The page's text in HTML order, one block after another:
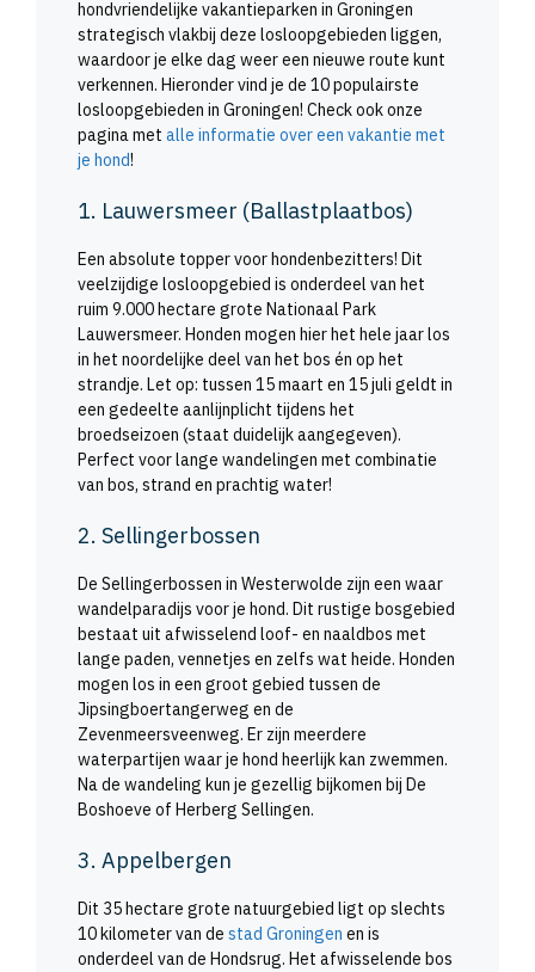
hondvriendelijke vakantieparken in Groningen
strategisch vlakbij deze losloopgebieden liggen,
waardoor je elke dag weer een nieuwe route kunt
verkennen. Hieronder vind je de 10 populairste
losloopgebieden in Groningen! Check ook onze
pagina met alle informatie over een vakantie met
je hond!
1. Lauwersmeer (Ballastplaatbos)
Een absolute topper voor hondenbezitters! Dit
veelzijdige losloopgebied is onderdeel van het
ruim 9.000 hectare grote Nationaal Park
Lauwersmeer. Honden mogen hier het hele jaar los
in het noordelijke deel van het bos én op het
strandje. Let op: tussen 15 maart en 15 juli geldt in
een gedeelte aanlijnplicht tijdens het
broedseizoen (staat duidelijk aangegeven).
Perfect voor lange wandelingen met combinatie
van bos, strand en prachtig water!
2. Sellingerbossen
De Sellingerbossen in Westerwolde zijn een waar
wandelparadijs voor je hond. Dit rustige bosgebied
bestaat uit afwisselend loof- en naaldbos met
lange paden, vennetjes en zelfs wat heide. Honden
mogen los in een groot gebied tussen de
Jipsingboertangerweg en de
Zevenmeersveenweg. Er zijn meerdere
waterpartijen waar je hond heerlijk kan zwemmen.
Na de wandeling kun je gezellig bijkomen bij De
Boshoeve of Herberg Sellingen.
3. Appelbergen
Dit 35 hectare grote natuurgebied ligt op slechts
10 kilometer van de stad Groningen en is
onderdeel van de Hondsrug. Het afwisselende bos